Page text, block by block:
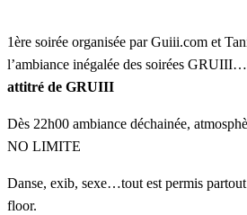
1ère soirée organisée par Guiii.com et
l’ambiance inégalée des soirées
attitré de GRUIII
Dès 22h00 ambiance déchainée,
NO LIMITE
Danse, exib, sexe…tout est permis
floor.